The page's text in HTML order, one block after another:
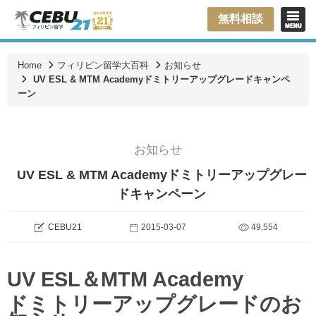
無料相談
Home フィリピン留学大百科
お知らせ
UV ESL & MTM Academyドミトリーアップグレードキャンペ
ーン
お知らせ
UV ESL & MTM Academyドミトリーアップグレー
ドキャンペーン
CEBU21 2015-03-07 49,554
UV ESL＆MTM Academy
ドミトリーアップグレードのお